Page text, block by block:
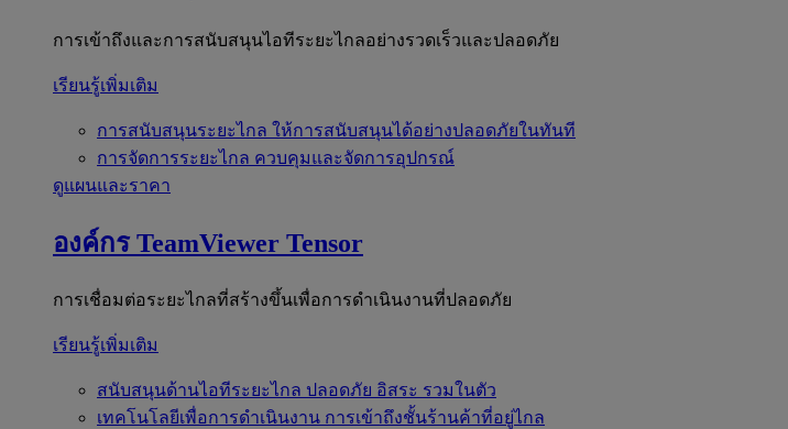
การเข้าถึงและการสนับสนุนไอทีระยะไกลอย่างรวดเร็วและปลอดภัย
เรียนรู้เพิ่มเติม
การสนับสนุนระยะไกล ให้การสนับสนุนได้อย่างปลอดภัยในทันที
การจัดการระยะไกล ควบคุมและจัดการอุปกรณ์
ดูแผนและราคา
องค์กร TeamViewer Tensor
การเชื่อมต่อระยะไกลที่สร้างขึ้นเพื่อการดำเนินงานที่ปลอดภัย
เรียนรู้เพิ่มเติม
สนับสนุนด้านไอทีระยะไกล ปลอดภัย อิสระ รวมในตัว
เทคโนโลยีเพื่อการดำเนินงาน การเข้าถึงชั้นร้านค้าที่อยู่ไกล